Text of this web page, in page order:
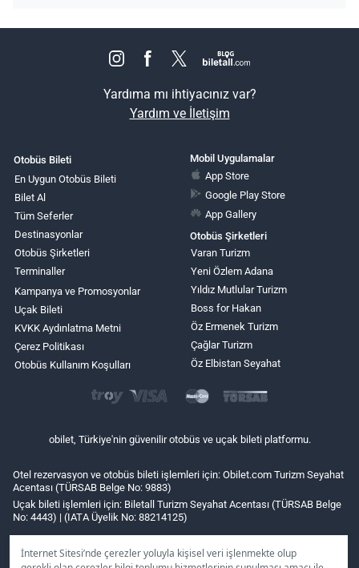
İnternet Sitesi’nde çerezler yoluyla kişisel veri işlenmekte olup
Yardıma mı ihtiyacınız var?
Yardım ve İletişim
Otobüs Bileti
En Uygun Otobüs Bileti
Bilet Al
Tüm Seferler
Destinasyonlar
Otobüs Şirketleri
Terminaller
Kampanya ve Promosyonlar
Uçak Bileti
KVKK Aydınlatma Metni
Çerez Politikası
Otobüs Kullanım Koşulları
Mobil Uygulamalar
App Store
Google Play Store
App Gallery
Otobüs Şirketleri
Varan Turizm
Yeni Özlem Adana
Yıldız Mutlular Turizm
Boss for Hakan
Öz Ermenek Turizm
Çağlar Turizm
Öz Elbistan Seyahat
obilet, Türkiye'nin güvenilir otobüs ve uçak bileti platformu.
Otel rezervasyon ve otobüs bileti işlemleri için: Obilet.com Turizm Seyahat
Acentası (TÜRSAB Belge No: 9883)
Uçak bileti işlemleri için: Biletall Turizm Seyahat Acentası (TÜRSAB Belge
No: 4443) | (IATA Üyelik No: 88214125)